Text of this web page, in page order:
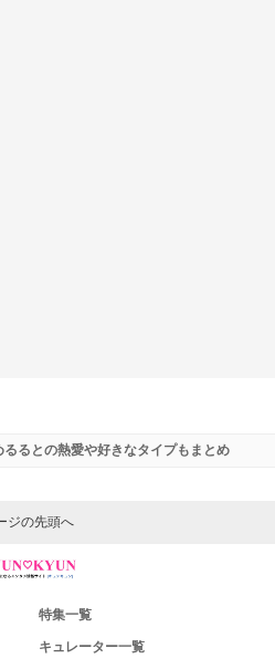
るとの熱愛や好きなタイプもまとめ
ジの先頭へ
特集一覧
キュレーター一覧